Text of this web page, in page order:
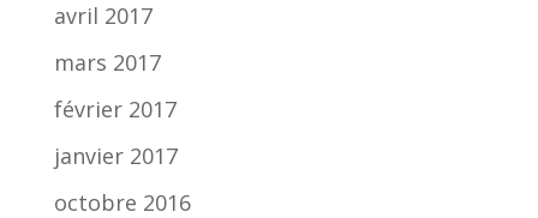
avril 2017
mars 2017
février 2017
janvier 2017
octobre 2016